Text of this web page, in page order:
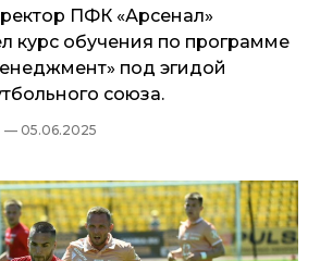
ПФК «Арсенал»
курс обучения по программе
под эгидой
союза.
— 05.06.2025